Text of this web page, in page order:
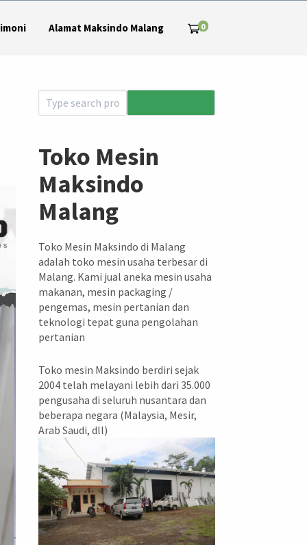
Alamat Maksindo Malang 0
Toko Mesin
Maksindo
Malang
Toko Mesin Maksindo di Malang
adalah toko mesin usaha terbesar di
Malang. Kami jual aneka mesin usaha
makanan, mesin packaging /
pengemas, mesin pertanian dan
teknologi tepat guna pengolahan
pertanian
Toko mesin Maksindo berdiri sejak
2004 telah melayani lebih dari 35.000
pengusaha di seluruh nusantara dan
beberapa negara (Malaysia, Mesir,
Arab Saudi, dll)